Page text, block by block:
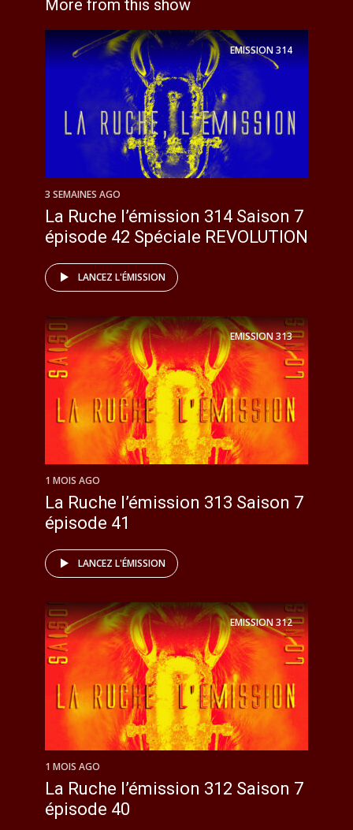
More from this show
EMISSION314
3 SEMAINES AGO
La Ruche l’émission 314 Saison 7
épisode 42 Spéciale REVOLUTION
LANCEZ L'ÉMISSION
EMISSION313
1 MOIS AGO
La Ruche l’émission 313 Saison 7
épisode 41
LANCEZ L'ÉMISSION
EMISSION312
1 MOIS AGO
La Ruche l’émission 312 Saison 7
épisode 40